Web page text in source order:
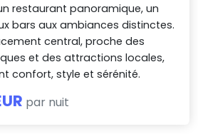
restaurant panoramique, un
bars aux ambiances distinctes.
central, proche des
et des attractions locales,
confort, style et sérénité.
par nuit